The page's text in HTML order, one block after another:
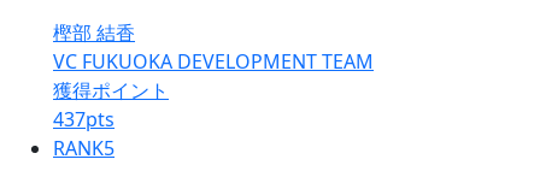
樫部 結香
VC FUKUOKA DEVELOPMENT TEAM
獲得ポイント
437pts
RANK5